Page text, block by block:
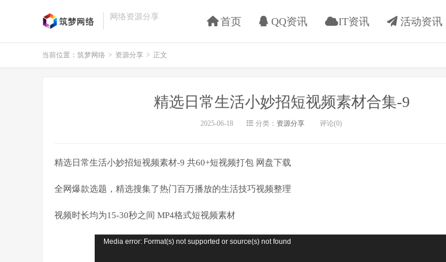
网络资源分享 首页 QQ资讯 IT资讯 活动资讯
当前位置： 筑梦网络 > 资源分享 > 正文
精选日常生活小妙招短视频素材合集-9
2025-06-18 分类： 资源分享 评论(0)
精选日常生活小妙招短视频素材-9 共60+短视频打包 网盘下载
​​全网爆款选题，​精选搜集了热门百万播放的生活技巧视频整理
视频时长均为15-30秒之间 MP4格式短视频素材​​
Media error: Format(s) not supported or source(s) not found